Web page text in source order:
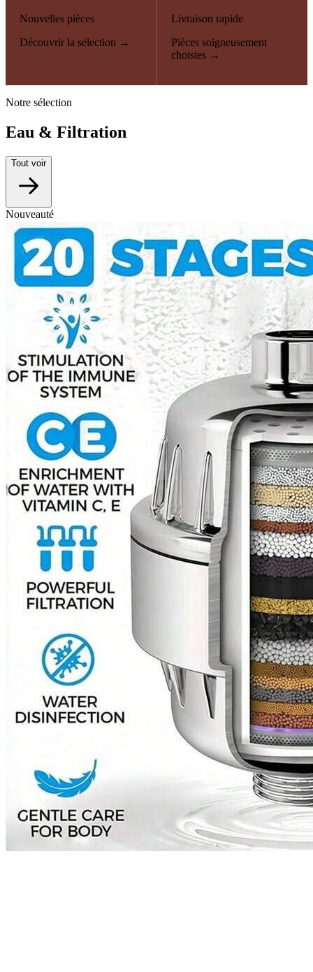
Nouvelles pièces
Découvrir la sélection →
Livraison rapide
Pièces soigneusement
choisies →
Notre sélection
Eau & Filtration
Tout voir
Nouveauté